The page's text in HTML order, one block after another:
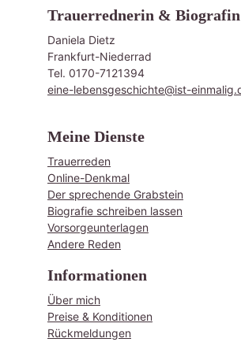
Trauerrednerin & Biografin
Daniela Dietz
Frankfurt-Niederrad
Tel. 0170-7121394
eine-lebensgeschichte@ist-
Meine Dienste
Trauerreden
Online-Denkmal
​Der sprechende Grabstein
Biografie schreiben lassen
Vorsorgeunterlagen
Andere Reden
Informationen
Über mich
Preise & Konditionen
Rückmeldungen